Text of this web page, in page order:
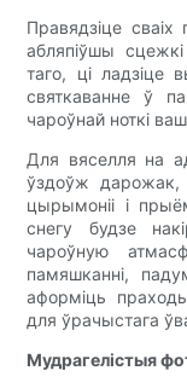
Правядзіце
абляпіўшы
таго, ці
святкаванне ў
чароўнай ноткі
Для вяселля на
ўздоўж дарожак,
цырымоніі і
снегу будзе
чароўную
памяшканні,
аформіць
для ўрачыстага
Мудрагелістыя